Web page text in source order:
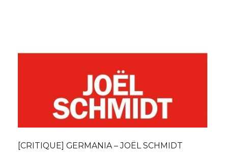
[CRITIQUE] GERMANIA – JOËL SCHMIDT